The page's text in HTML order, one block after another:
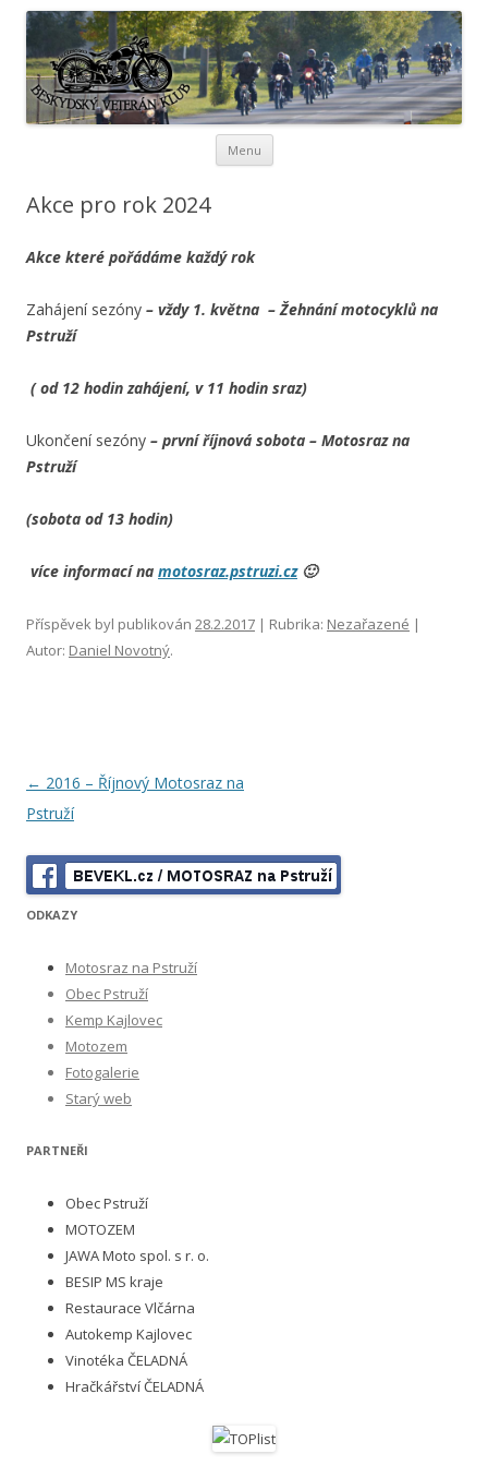
Beskydský veterán klub
Menu Přejít k obsahu webu
Akce pro rok 2024
Akce které pořádáme každý rok
Zahájení sezóny – vždy 1. května – Žehnání motocyklů na
Pstruží
( od 12 hodin zahájení, v 11 hodin sraz)
Ukončení sezóny – první říjnová sobota – Motosraz na
Pstruží
(sobota od 13 hodin)
více informací na motosraz.pstruzi.cz🙂
Příspěvek byl publikován 28.2.2017 | Rubrika: Nezařazené |
Autor: Daniel Novotný.
Navigace pro příspěvky
← 2016 – Říjnový Motosraz na
Pstruží
ODKAZY
Motosraz na Pstruží
Obec Pstruží
Kemp Kajlovec
Motozem
Fotogalerie
Starý web
PARTNEŘI
Obec Pstruží
MOTOZEM
JAWA Moto spol. s r. o.
BESIP MS kraje
Restaurace Vlčárna
Autokemp Kajlovec
Vinotéka ČELADNÁ
Hračkářství ČELADNÁ